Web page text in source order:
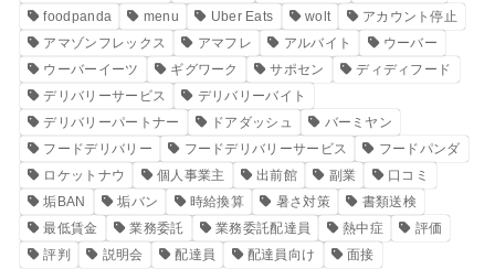
foodpanda
menu Uber Eats wolt
アカウント停止
アマゾンフレックス
アマフレ アルバイト
ウーバー
ウーバーイーツ
ギグワーク サポセン
ディディフード
デリバリーサービス
デリバリーバイト
デリバリーパートナー
ドアダッシュ
バーミヤン
フードデリバリー
フードデリバリーサービス
フードパンダ
ロケットナウ
個人事業主 出前館 副業
口コミ
垢BAN
垢バン 時給換算 暑さ対策
書類送検
最低賃金
業務委託 業務委託配達員 熱中症
評価
評判
説明会 配達員 配達員向け 面接